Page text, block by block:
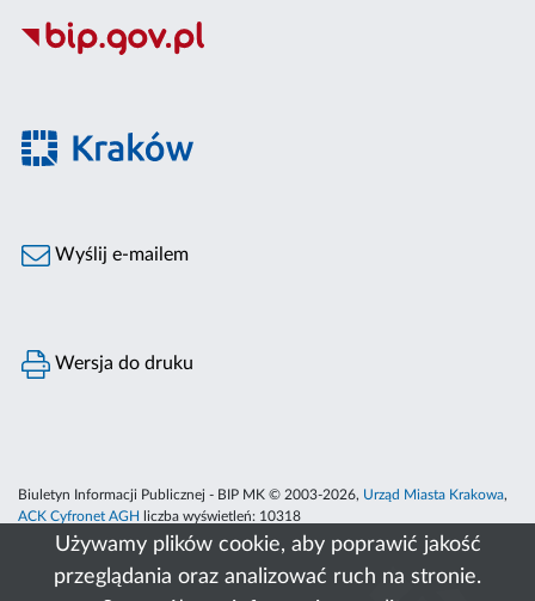
Używamy plików cookie, aby poprawić jakość
przeglądania oraz analizować ruch na stronie.
Wyślij e-mailem
Wersja do druku
Biuletyn Informacji Publicznej - BIP MK © 2003-2026, Urząd Miasta Krakowa,
ACK Cyfronet AGH
liczba wyświetleń: 10318